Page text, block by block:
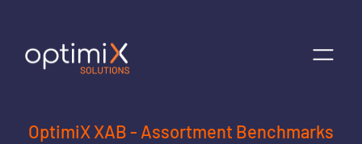
OptimiX XAB - Assortment Benchmarks